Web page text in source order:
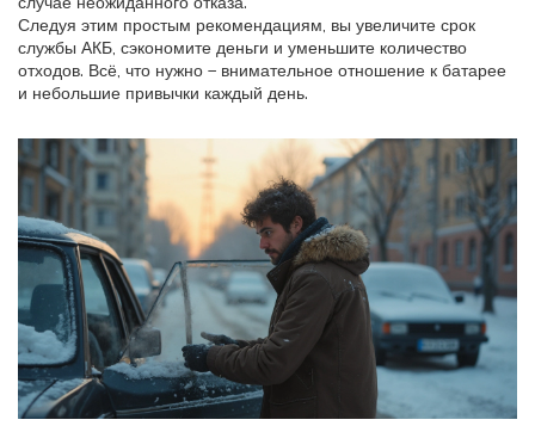
Следуя этим простым рекомендациям, вы увеличите срок
службы АКБ, сэкономите деньги и уменьшите количество
отходов. Всё, что нужно – внимательное отношение к батарее
и небольшие привычки каждый день.